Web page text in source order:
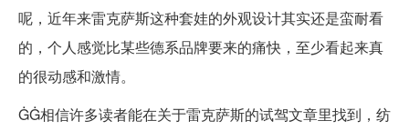
呢，近年来雷克萨斯这种套娃的外观设计其实还是蛮耐看
的，个人感觉比某些德系品牌要来的痛快，至少看起来真
的很动感和激情。
ĠĠ相信许多读者能在关于雷克萨斯的试驾文章里找到，纺